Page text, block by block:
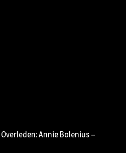
Overleden: Annie Bolenius –